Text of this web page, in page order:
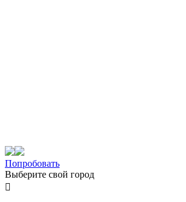
Попробовать
Выберите свой город
